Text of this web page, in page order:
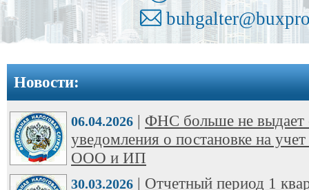
➩
Внесение
изменений
в
ООО
➩
Юридические
адреса
Новости:
06.04.2026 | ФНС больше не выдает
уведомления о постановке на
ООО и ИП
30.03.2026 | Отчетный период 1